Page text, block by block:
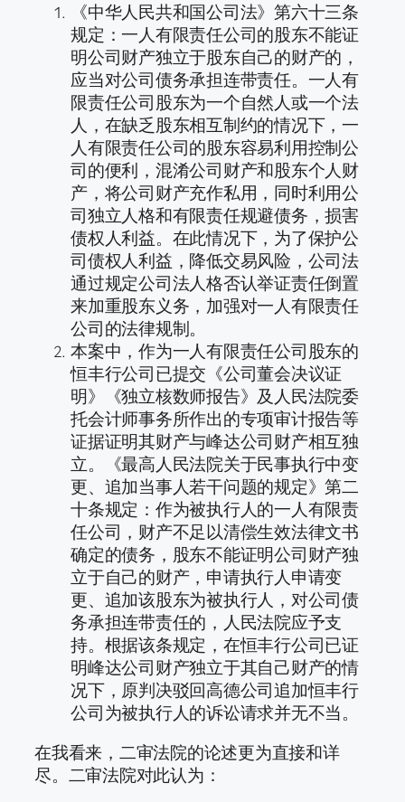
《中华人民共和国公司法》第六十三条
规定：一人有限责任公司的股东不能证
明公司财产独立于股东自己的财产的，
应当对公司债务承担连带责任。一人有
限责任公司股东为一个自然人或一个法
人，在缺乏股东相互制约的情况下，一
人有限责任公司的股东容易利用控制公
司的便利，混淆公司财产和股东个人财
产，将公司财产充作私用，同时利用公
司独立人格和有限责任规避债务，损害
债权人利益。在此情况下，为了保护公
司债权人利益，降低交易风险，公司法
通过规定公司法人格否认举证责任倒置
来加重股东义务，加强对一人有限责任
公司的法律规制。
本案中，作为一人有限责任公司股东的
恒丰行公司已提交《公司董会决议证
明》《独立核数师报告》及人民法院委
托会计师事务所作出的专项审计报告等
证据证明其财产与峰达公司财产相互独
立。《最高人民法院关于民事执行中变
更、追加当事人若干问题的规定》第二
十条规定：作为被执行人的一人有限责
任公司，财产不足以清偿生效法律文书
确定的债务，股东不能证明公司财产独
立于自己的财产，申请执行人申请变
更、追加该股东为被执行人，对公司债
务承担连带责任的，人民法院应予支
持。根据该条规定，在恒丰行公司已证
明峰达公司财产独立于其自己财产的情
况下，原判决驳回高德公司追加恒丰行
公司为被执行人的诉讼请求并无不当。
在我看来，二审法院的论述更为直接和详
尽。二审法院对此认为：